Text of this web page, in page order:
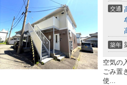
交通
築年
空気の
ごみ置
使...